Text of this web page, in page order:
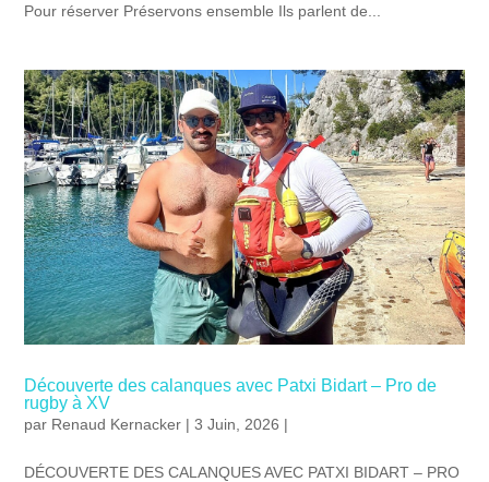
Pour réserver Préservons ensemble Ils parlent de...
Découverte des calanques avec Patxi Bidart – Pro de
rugby à XV
par Renaud Kernacker | 3 Juin, 2026 |
DÉCOUVERTE DES CALANQUES AVEC PATXI BIDART – PRO